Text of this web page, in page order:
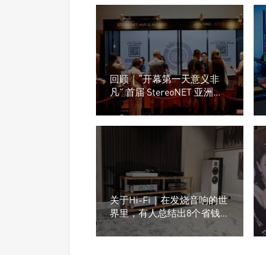
回顾｜“开幕第一天意义非
凡” 首届 StereoNET 亚洲高
级音响及视听展
关于Hi-Fi｜在发烧音响的世
界里，有人总结出8个省钱
玩音响的办法